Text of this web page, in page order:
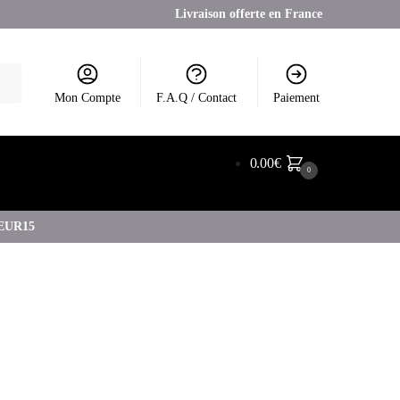
Livraison offerte en France
Mon Compte F.A.Q / Contact Paiement
0.00€ 0